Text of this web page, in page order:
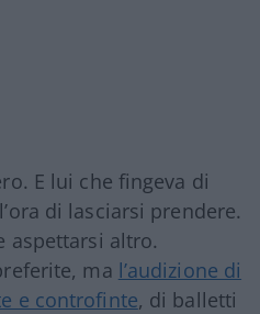
E lui che fingeva di
di lasciarsi prendere.
aspettarsi altro.
ma l’audizione di
e controfinte, di balletti